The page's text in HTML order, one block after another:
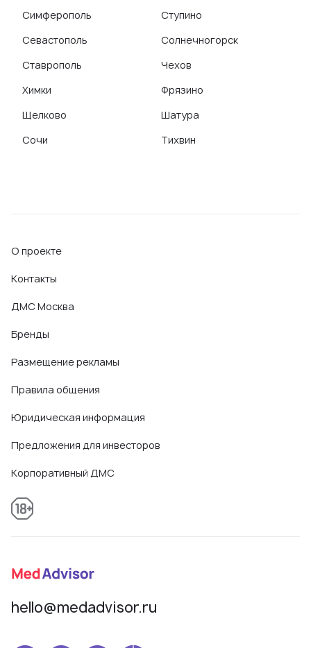
Симферополь
Севастополь
Ставрополь
Химки
Щелково
Сочи
Ступино
Солнечногорск
Чехов
Фрязино
Шатура
Тихвин
О проекте
Контакты
ДМС Москва
Бренды
Размещение рекламы
Правила общения
Юридическая информация
Предложения для инвесторов
Корпоративный ДМС
hello@medadvisor.ru